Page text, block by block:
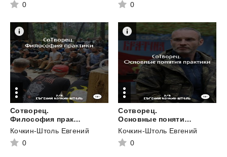
0
0
Сотворец.
Философия практики
Кочкин-Штоль Евгений
0
Сотворец.
Основные понятия практики
Кочкин-Штоль Евгений
0